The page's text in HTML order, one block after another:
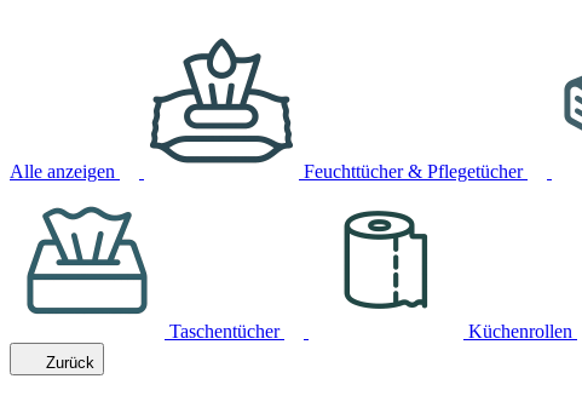
Alle anzeigen Feuchttücher & Pflegetücher
Taschentücher Küchenrollen
Zurück